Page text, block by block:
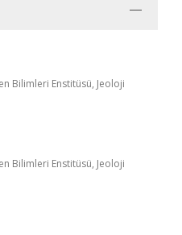
Bilimleri Enstitüsü, Jeoloji
Bilimleri Enstitüsü, Jeoloji